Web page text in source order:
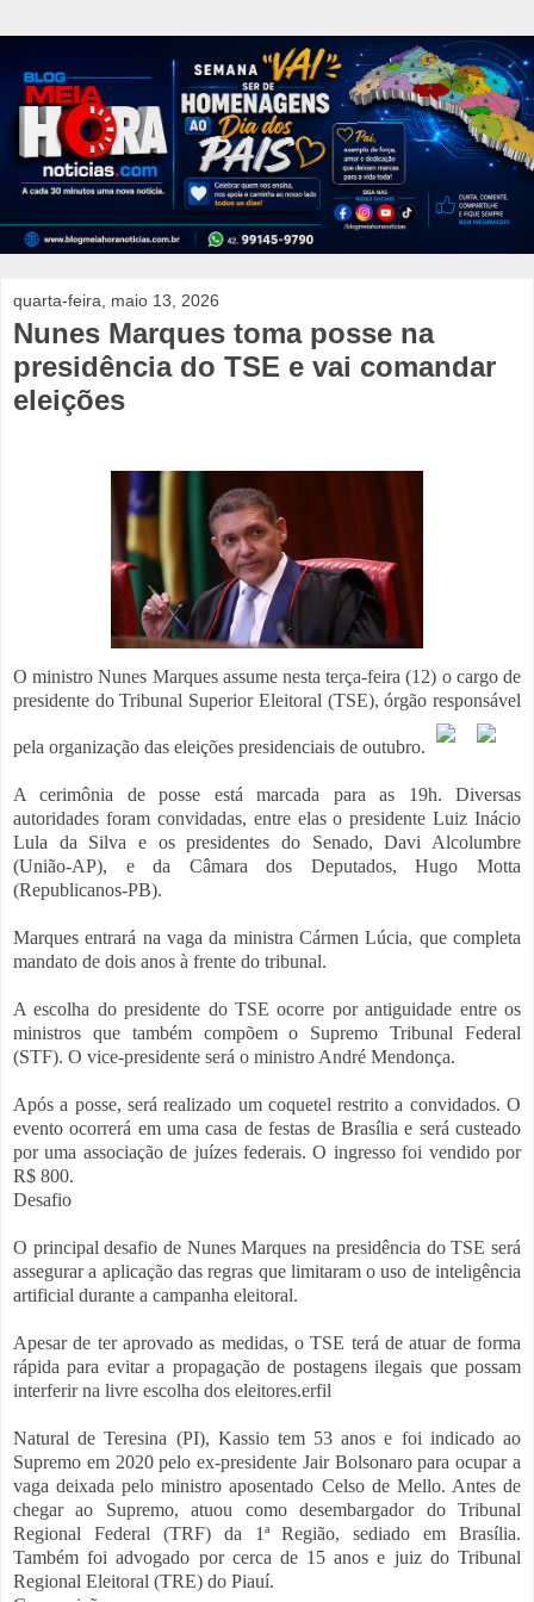
quarta-feira, maio 13, 2026
Nunes Marques toma posse na
presidência do TSE e vai comandar
eleições
O ministro Nunes Marques assume nesta terça-feira (12) o cargo de
presidente do Tribunal Superior Eleitoral (TSE), órgão responsável
pela organização das eleições presidenciais de outubro.
A cerimônia de posse está marcada para as 19h. Diversas
autoridades foram convidadas, entre elas o presidente Luiz Inácio
Lula da Silva e os presidentes do Senado, Davi Alcolumbre
(União-AP), e da Câmara dos Deputados, Hugo Motta
(Republicanos-PB).
Marques entrará na vaga da ministra Cármen Lúcia, que completa
mandato de dois anos à frente do tribunal.
A escolha do presidente do TSE ocorre por antiguidade entre os
ministros que também compõem o Supremo Tribunal Federal
(STF). O vice-presidente será o ministro André Mendonça.
Após a posse, será realizado um coquetel restrito a convidados. O
evento ocorrerá em uma casa de festas de Brasília e será custeado
por uma associação de juízes federais. O ingresso foi vendido por
R$ 800.
Desafio
O principal desafio de Nunes Marques na presidência do TSE será
assegurar a aplicação das regras que limitaram o uso de inteligência
artificial durante a campanha eleitoral.
Apesar de ter aprovado as medidas, o TSE terá de atuar de forma
rápida para evitar a propagação de postagens ilegais que possam
interferir na livre escolha dos eleitores.erfil
Natural de Teresina (PI), Kassio tem 53 anos e foi indicado ao
Supremo em 2020 pelo ex-presidente Jair Bolsonaro para ocupar a
vaga deixada pelo ministro aposentado Celso de Mello. Antes de
chegar ao Supremo, atuou como desembargador do Tribunal
Regional Federal (TRF) da 1ª Região, sediado em Brasília.
Também foi advogado por cerca de 15 anos e juiz do Tribunal
Regional Eleitoral (TRE) do Piauí.